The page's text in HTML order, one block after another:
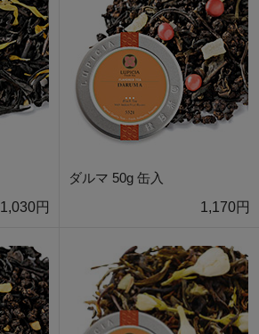
1,030円
ダルマ 50g 缶入
1,170円